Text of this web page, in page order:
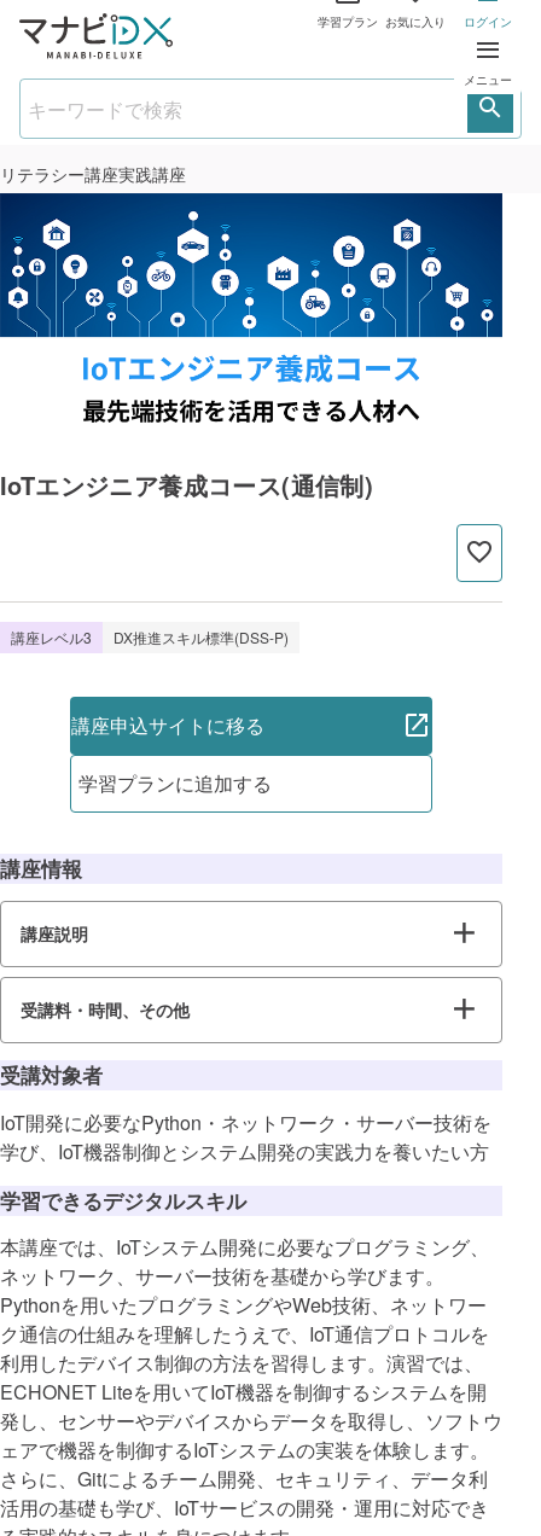
学習プラン お気に入り ログイン
メニュー
リテラシー講座実践講座
IoTエンジニア養成コース(通信制)
講座レベル3 DX推進スキル標準(DSS-P)
講座申込サイトに移る
学習プランに追加する
講座情報
講座説明
受講料・時間、その他
受講対象者
IoT開発に必要なPython・ネットワーク・サーバー技術を
学び、IoT機器制御とシステム開発の実践力を養いたい方
学習できるデジタルスキル
本講座では、IoTシステム開発に必要なプログラミング、
ネットワーク、サーバー技術を基礎から学びます。
Pythonを用いたプログラミングやWeb技術、ネットワー
ク通信の仕組みを理解したうえで、IoT通信プロトコルを
利用したデバイス制御の方法を習得します。演習では、
ECHONET Liteを用いてIoT機器を制御するシステムを開
発し、センサーやデバイスからデータを取得し、ソフトウ
ェアで機器を制御するIoTシステムの実装を体験します。
さらに、Gitによるチーム開発、セキュリティ、データ利
活用の基礎も学び、IoTサービスの開発・運用に対応でき